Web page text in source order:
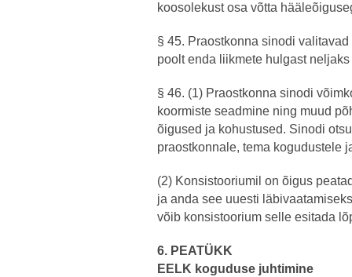
koosolekust osa võtta
§ 45. Praostkonna sinodi
poolt enda liikmete hulgast
§ 46. (1) Praostkonna sinodi
koormiste seadmine ning muud
õigused ja kohustused. Sinodi
praostkonnale, tema kogudustele
(2) Konsistooriumil on õigus
ja anda see uuesti
võib konsistoorium selle esitada
6. PEATÜKK
EELK koguduse juhtimine